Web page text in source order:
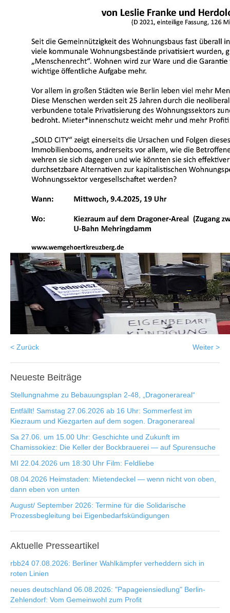
< Zurück Weiter >
Neueste Beiträge
Stellungnahme zu Bebauungsplan 2-48, „Dragonerareal“
Entfällt! Samstag 27.06.2026 ab 16 Uhr: Sommerfest im
Kiezraum und Kiezgarten auf dem sogen. Dragonerareal
Sa 27.06. um 15.00 Uhr: Geschichte und Zukunft im
Chamissokiez: Die Keller der Bockbrauerei — auf Spurensuche
MI 22.04.2026 um 18:30 Uhr Film: Feldliebe
08.04.2026 Heimstaden: Mietendeckel — wenn nicht von oben,
dann eben von unten
August/ September 2026: Termine für die Solidarische
Prozessbegleitung bei Eigenbedarfskündigungen
Aktuelle Presseartikel
rbb24 07.08.2026: Berliner Wahlkämpfer verheddern sich in
roten Linien
neues deutschland 06.08.2026: "Papageiensiedlung" Berlin-
Zehlendorf: Vom Gemeinwohl zum Profit